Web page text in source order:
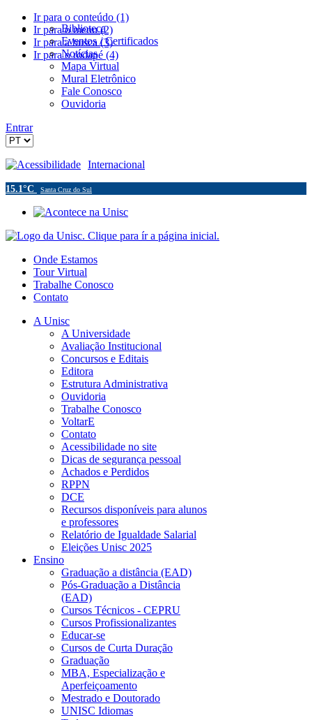
Ir para o conteúdo (1)
Ir para o menu (2)
Ir para a busca (3)
Ir para o rodapé (4)
Biblioteca
Eventos / Certificados
Notícias
Mapa Virtual
Mural Eletrônico
Fale Conosco
Ouvidoria
Entrar
Acessibilidade Internacional
15.1°C Santa Cruz do Sul
Onde Estamos
Tour Virtual
Trabalhe Conosco
Contato
A Unisc
A Universidade
Avaliação Institucional
Concursos e Editais
Editora
Estrutura Administrativa
Ouvidoria
Trabalhe Conosco
VoltarE
Contato
Acessibilidade no site
Dicas de segurança pessoal
Achados e Perdidos
RPPN
DCE
Recursos disponíveis para alunos
e professores
Relatório de Igualdade Salarial
Eleições Unisc 2025
Ensino
Graduação a distância (EAD)
Pós-Graduação a Distância
(EAD)
Cursos Técnicos - CEPRU
Cursos Profissionalizantes
Educar-se
Cursos de Curta Duração
Graduação
MBA, Especialização e
Aperfeiçoamento
Mestrado e Doutorado
UNISC Idiomas